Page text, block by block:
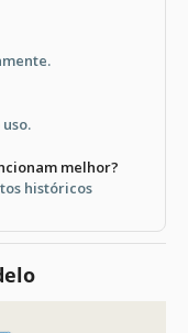
melhor?
históricos